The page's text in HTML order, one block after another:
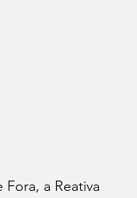
a Reativa